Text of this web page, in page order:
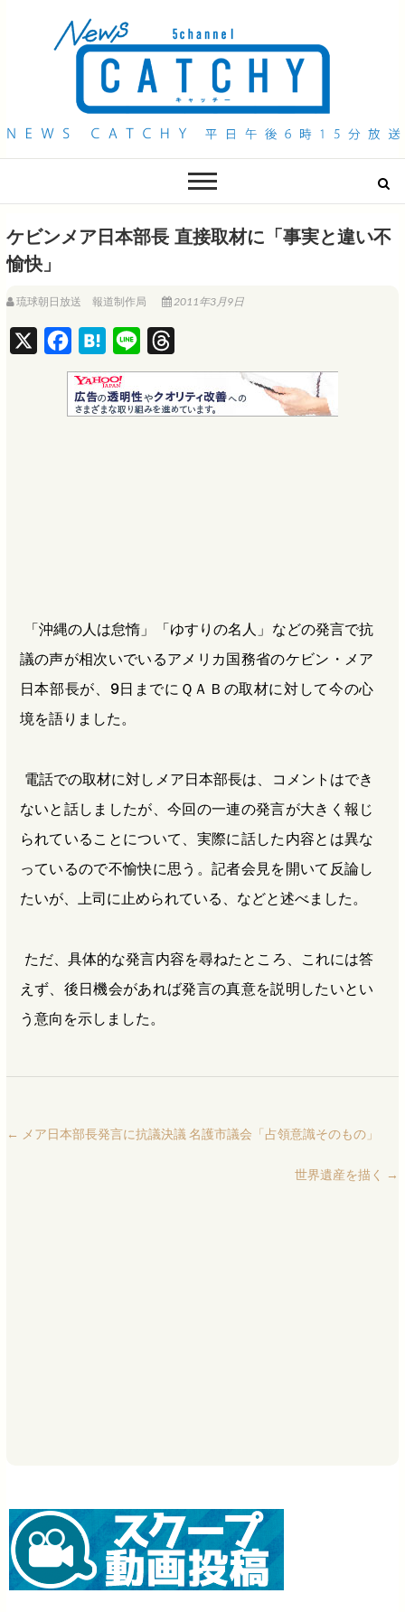
QAB NEWS Headline
ケビンメア日本部長 直接取材に「事実と違い不
愉快」
琉球朝日放送 報道制作局 2011年3月9日
a
c
e
H
a
t
e
i
n
e
h
r
e
「沖縄の人は怠惰」「ゆすりの名人」などの発言で抗
議の声が相次いでいるアメリカ国務省のケビン・メア
日本部長が、9日までにＱＡＢの取材に対して今の心
境を語りました。
電話での取材に対しメア日本部長は、コメントはでき
ないと話しましたが、今回の一連の発言が大きく報じ
られていることについて、実際に話した内容とは異な
っているので不愉快に思う。記者会見を開いて反論し
たいが、上司に止められている、などと述べました。
ただ、具体的な発言内容を尋ねたところ、これには答
えず、後日機会があれば発言の真意を説明したいとい
う意向を示しました。
← メア日本部長発言に抗議決議 名護市議会「占領意識そのもの」
世界遺産を描く →